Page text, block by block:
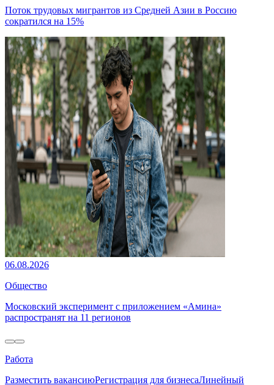
Поток трудовых мигрантов из Средней Азии в Россию
сократился на 15%
06.08.2026
Общество
Московский эксперимент с приложением «Амина»
распространят на 11 регионов
Работа
Разместить вакансиюРегистрация для бизнесаЛинейный